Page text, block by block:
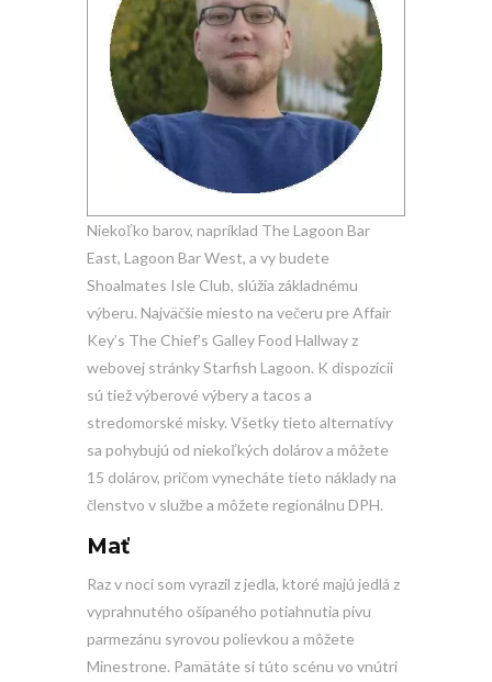
Niekoľko barov, napríklad The Lagoon Bar
East, Lagoon Bar West, a vy budete
Shoalmates Isle Club, slúžia základnému
výberu. Najväčšie miesto na večeru pre Affair
Key’s The Chief’s Galley Food Hallway z
webovej stránky Starfish Lagoon. K dispozícii
sú tiež výberové výbery a tacos a
stredomorské misky. Všetky tieto alternatívy
sa pohybujú od niekoľkých dolárov a môžete
15 dolárov, pričom vynecháte tieto náklady na
členstvo v službe a môžete regionálnu DPH.
Mať
Raz v noci som vyrazil z jedla, ktoré majú jedlá z
vyprahnutého ošípaného potiahnutia pivu
parmezánu syrovou polievkou a môžete
Minestrone. Pamätáte si túto scénu vo vnútri